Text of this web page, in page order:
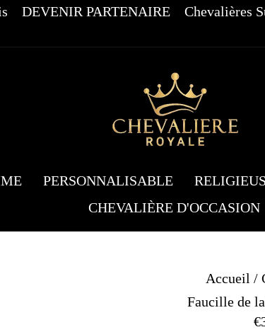
DEVENIR PARTENAIRE Chevalières
PERSONNALISABLE
CHEVALIÈRE D'OCCASION
Accueil /
Faucille de